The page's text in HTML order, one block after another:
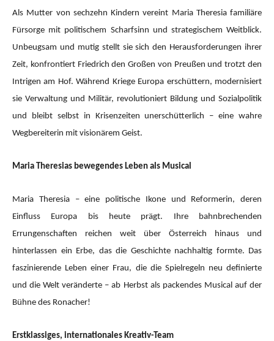
Als Mutter von sechzehn Kindern vereint Maria Theresia familiäre
Fürsorge mit politischem Scharfsinn und strategischem Weitblick.
Unbeugsam und mutig stellt sie sich den Herausforderungen ihrer
Zeit, konfrontiert Friedrich den Großen von Preußen und trotzt den
Intrigen am Hof. Während Kriege Europa erschüttern, modernisiert
sie Verwaltung und Militär, revolutioniert Bildung und Sozialpolitik
und bleibt selbst in Krisenzeiten unerschütterlich – eine wahre
Wegbereiterin mit visionärem Geist.
Maria Theresias bewegendes Leben als Musical
Maria Theresia – eine politische Ikone und Reformerin, deren
Einfluss Europa bis heute prägt. Ihre bahnbrechenden
Errungenschaften reichen weit über Österreich hinaus und
hinterlassen ein Erbe, das die Geschichte nachhaltig formte. Das
faszinierende Leben einer Frau, die die Spielregeln neu definierte
und die Welt veränderte – ab Herbst als packendes Musical auf der
Bühne des Ronacher!
Erstklassiges, internationales Kreativ-Team